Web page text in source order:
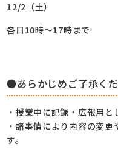
12/2（土）
各日10時～17時まで
●あらかじめご了承く
・授業中に記録・広報用と
・諸事情により内容の変
す。